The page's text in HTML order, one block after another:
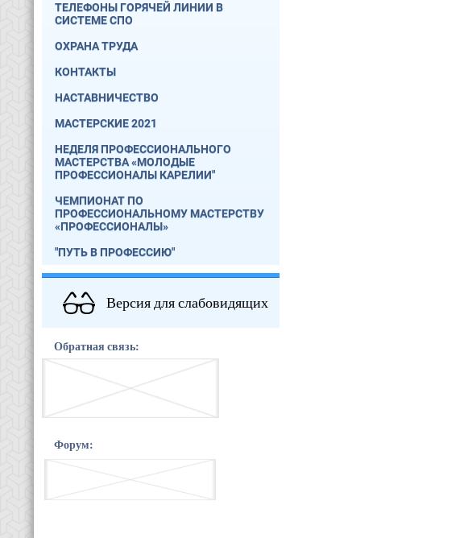
ТЕЛЕФОНЫ ГОРЯЧЕЙ ЛИНИИ В
СИСТЕМЕ СПО
ОХРАНА ТРУДА
КОНТАКТЫ
НАСТАВНИЧЕСТВО
МАСТЕРСКИЕ 2021
НЕДЕЛЯ ПРОФЕССИОНАЛЬНОГО
МАСТЕРСТВА «МОЛОДЫЕ
ПРОФЕССИОНАЛЫ КАРЕЛИИ"
ЧЕМПИОНАТ ПО
ПРОФЕССИОНАЛЬНОМУ МАСТЕРСТВУ
«ПРОФЕССИОНАЛЫ»
"ПУТЬ В ПРОФЕССИЮ"
Версия для слабовидящих
Обратная связь:
Форум: